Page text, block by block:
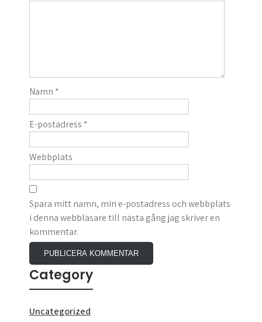
Namn *
E-postadress *
Webbplats
Spara mitt namn, min e-postadress och webbplats
i denna webbläsare till nästa gång jag skriver en
kommentar.
Category
Uncategorized